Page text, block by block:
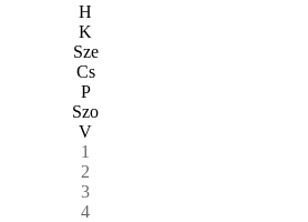
H
K
Sze
Cs
P
Szo
V
1
2
3
4